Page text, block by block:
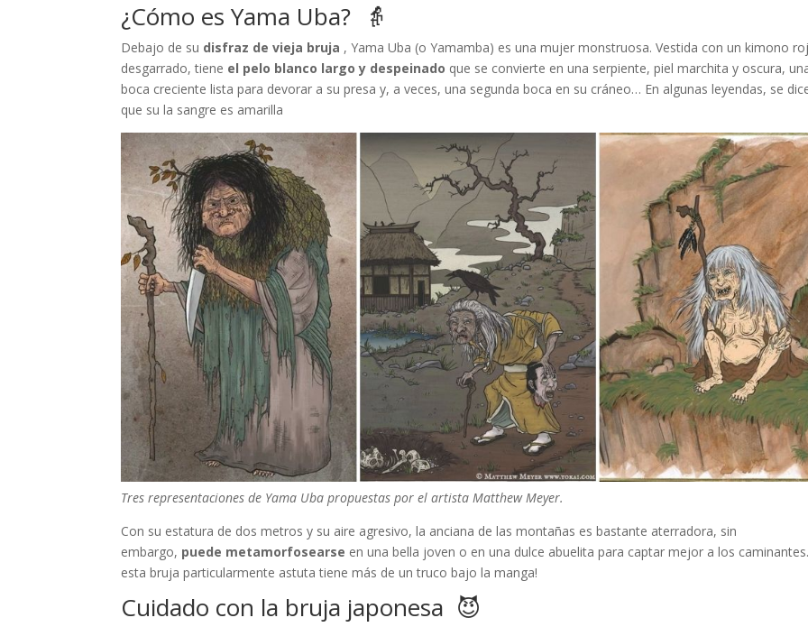
¿Cómo es Yama Uba? 👵
Debajo de su disfraz de vieja bruja , Yama Uba (o Yamamba) es una mujer monstruosa. Vestida con un kimono
desgarrado, tiene el pelo blanco largo y despeinado que se convierte en una serpiente, piel marchita y oscura,
boca creciente lista para devorar a su presa y, a veces, una segunda boca en su cráneo… En algunas leyendas, se
que su la sangre es amarilla
Tres representaciones de Yama Uba propuestas por el artista Matthew Meyer.
Con su estatura de dos metros y su aire agresivo, la anciana de las montañas es bastante aterradora, sin
embargo, puede metamorfosearse en una bella joven o en una dulce abuelita para captar mejor a los caminantes.
esta bruja particularmente astuta tiene más de un truco bajo la manga!
Cuidado con la bruja japonesa 😈